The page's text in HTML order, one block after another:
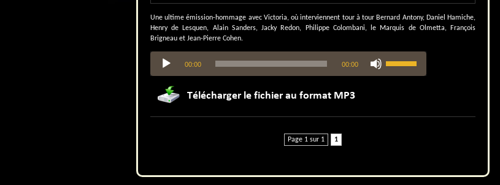
Une ultime émission-hommage avec Victoria, où interviennent tour à tour Bernard Antony, Daniel Hamiche,
Henry de Lesquen, Alain Sanders, Jacky Redon, Philippe Colombani, le Marquis de Olmetta, François
Brigneau et Jean-Pierre Cohen.
audio
00:00 00:00
les
flèches
ou
Page 1 sur 1 1